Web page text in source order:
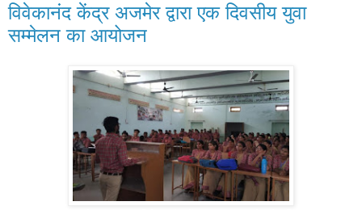
विवेकानंद केंद्र अजमेर द्वारा एक दिवसीय युवा
सम्मेलन का आयोजन